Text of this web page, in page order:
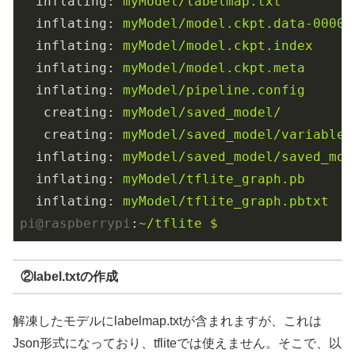
inflating : myModel/model.ckpt.data-
inflating : myModel/model.ckpt.index
inflating : myModel/model.ckpt.meta
inflating : myModel/pipeline.config
creating : myModel/saved_model/
creating : myModel/saved_model/
inflating : myModel/saved_model/
inflating : myModel/tflite_graph.pb
inflating : myModel/tflite_graph.pbtxt
pi@raspberrypi : ~/tflite $
②label.txtの作成
解凍したモデルにlabelmap.txtが含まれますが、これは
Json形式になっており、tfliteでは使えません。そこで、以